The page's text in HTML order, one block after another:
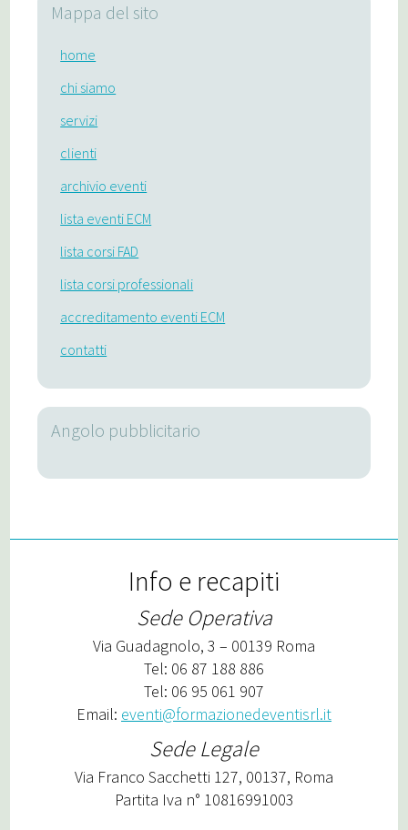
Mappa del sito
home
chi siamo
servizi
clienti
archivio eventi
lista eventi ECM
lista corsi FAD
lista corsi professionali
accreditamento eventi ECM
contatti
Angolo pubblicitario
Info e recapiti
Sede Operativa
Via Guadagnolo, 3 – 00139 Roma
Tel: 06 87 188 886
Tel: 06 95 061 907
Email: eventi@formazionedeventisrl.it
Sede Legale
Via Franco Sacchetti 127, 00137, Roma
Partita Iva n° 10816991003